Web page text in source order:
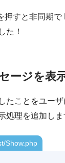
押すと非同期で
た！
ージを表
たことをユー
処理を追加しま
Show.php